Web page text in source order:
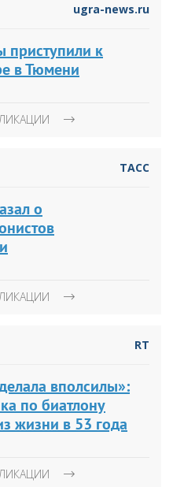
ugra-news.ru
приступили к
в Тюмени
ТАСС
о
RT
вполсилы»:
по биатлону
жизни в 53 года